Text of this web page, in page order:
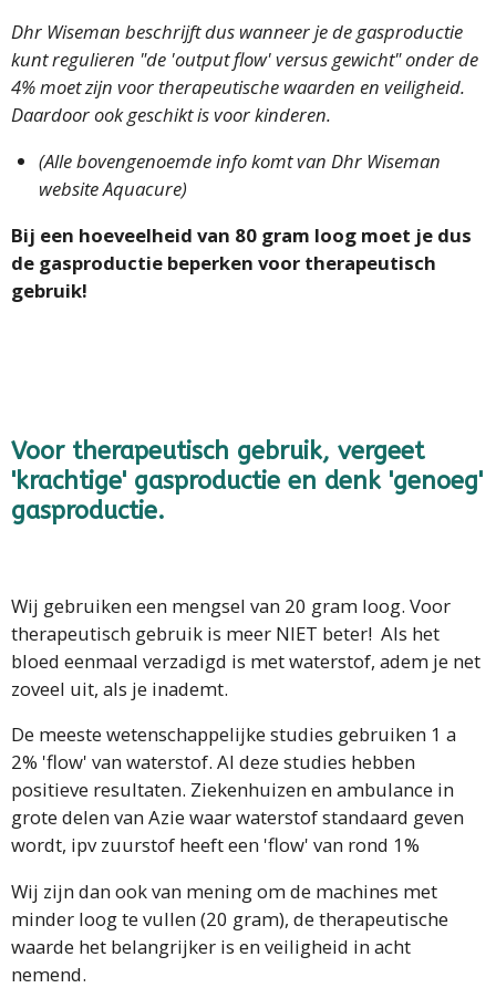
Dhr Wiseman beschrijft dus wanneer je de gasproductie
kunt regulieren "de 'output flow' versus gewicht" onder de
4% moet zijn voor therapeutische waarden en veiligheid.
Daardoor ook geschikt is voor kinderen.
(Alle bovengenoemde info komt van Dhr Wiseman
website Aquacure)
Bij een hoeveelheid van 80 gram loog moet je dus
de gasproductie beperken voor therapeutisch
gebruik!
Voor therapeutisch gebruik, vergeet
'krachtige' gasproductie en denk 'genoeg'
gasproductie.
Wij gebruiken een mengsel van 20 gram loog. Voor
therapeutisch gebruik is meer NIET beter! Als het
bloed eenmaal verzadigd is met waterstof, adem je net
zoveel uit, als je inademt.
De meeste wetenschappelijke studies gebruiken 1 a
2% 'flow' van waterstof. Al deze studies hebben
positieve resultaten. Ziekenhuizen en ambulance in
grote delen van Azie waar waterstof standaard geven
wordt, ipv zuurstof heeft een 'flow' van rond 1%
Wij zijn dan ook van mening om de machines met
minder loog te vullen (20 gram), de therapeutische
waarde het belangrijker is en veiligheid in acht
nemend.